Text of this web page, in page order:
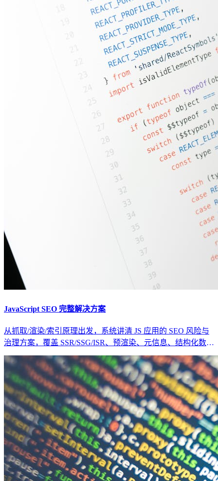
JavaScript SEO 完整解决方案
从抓取/渲染/索引原理出发，系统讲清 JS 应用的 SEO 风险与
治理方案，覆盖 SSR/SSG/ISR、预渲染、元信息、结构化数
据、站点地图与可观测性。